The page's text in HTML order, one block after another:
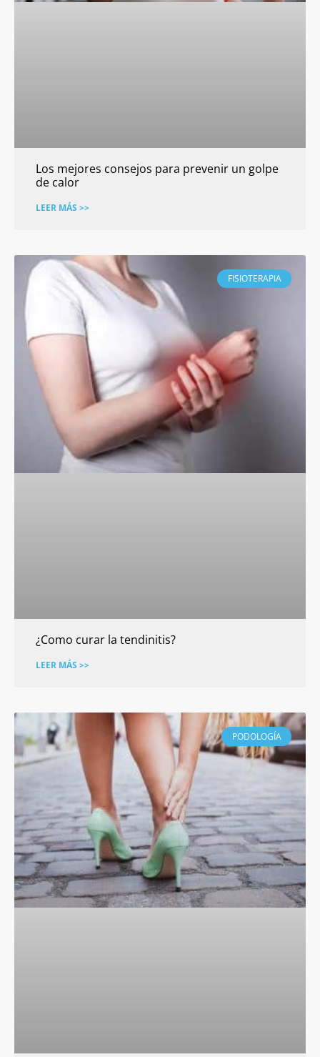
Los mejores consejos para prevenir un golpe
de calor
LEER MÁS >>
FISIOTERAPIA
¿Como curar la tendinitis?
LEER MÁS >>
PODOLOGÍA